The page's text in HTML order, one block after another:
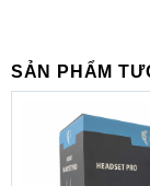
Với việc phải di
gọn nhẹ chắc
Inspiron 15
kích thước ba
SẢN PHẨM